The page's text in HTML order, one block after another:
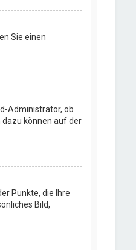
Sie einen
Administrator, ob
dazu können auf der
Punkte, die Ihre
Bild,